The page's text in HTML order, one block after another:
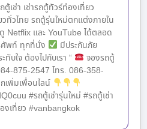
เช่า เช่ารถตู้ทัวร์ท่องเที่ยว
ทั่วไทย รถตู้รุ่นใหม่ตกแต่งภายใน
Netflix และ YouTube ได้ตลอด
ศัพท์ ทุกที่นั่ง
มีประกันภัย
บใจ ต้องไปกับเรา “
จองรถตู้
875-2547 โทร. 086-358-
เพิ่มเพื่อนไลน์
#รถตู้เช่ารุ่นใหม่ #รถตู้เช่า
งเที่ยว #vanbangkok